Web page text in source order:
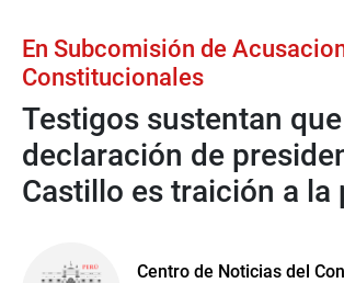
En Subcomisión de
Constitucionales
Testigos sustentan que
declaración de
Castillo es traición a la
Centro de Noticias del